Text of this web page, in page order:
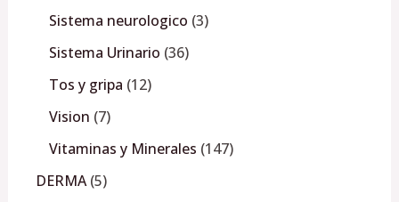
Sistema neurologico 3
Sistema Urinario 36
Tos y gripa 12
Vision 7
Vitaminas y Minerales 147
DERMA 5